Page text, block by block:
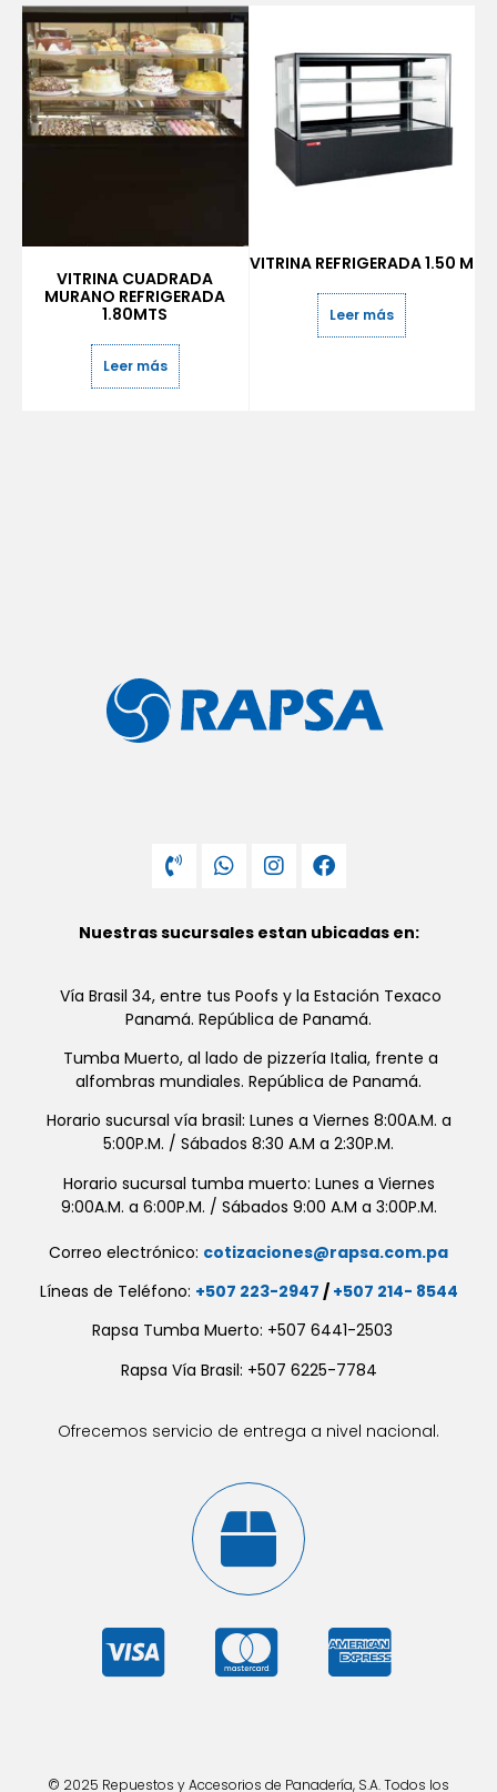
VITRINA CUADRADA
MURANO REFRIGERADA
1.80MTS
Leer más
VITRINA REFRIGERADA 1.50 M
Leer más
Nuestras sucursales estan ubicadas en:
Vía Brasil 34, entre tus Poofs y la Estación Texaco
Panamá. República de Panamá.
Tumba Muerto, al lado de pizzería Italia, frente a
alfombras mundiales. República de Panamá.
Horario sucursal vía brasil: Lunes a Viernes 8:00A.M. a
5:00P.M. / Sábados 8:30 A.M a 2:30P.M.
Horario sucursal tumba muerto: Lunes a Viernes
9:00A.M. a 6:00P.M. / Sábados 9:00 A.M a 3:00P.M.
Correo electrónico: cotizaciones@rapsa.com.pa
Líneas de Teléfono: +507 223-2947 / +507 214- 8544
Rapsa Tumba Muerto: +507 6441-2503
Rapsa Vía Brasil: +507 6225-7784
Ofrecemos servicio de entrega a nivel nacional.
© 2025 Repuestos y Accesorios de Panadería, S.A. Todos los